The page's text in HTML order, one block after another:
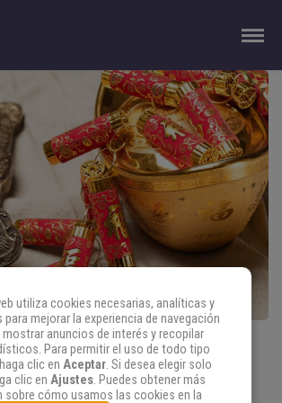
DEL PODER Y LA BUENA SUERTE
especie de gigantesco almacén que
utiliza cookies necesarias, analíticas y
mejorar la experiencia de navegación
mostrar anuncios de interés y recopilar
Para permitir el uso de todo tipo
clic en Aceptar. Si desea elegir solo
clic en Ajustes. Puedes obtener más
sobre cómo usamos las cookies en la